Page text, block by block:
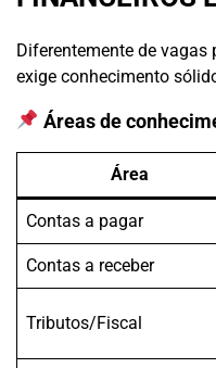
Diferentemente de
exige conhecimento
Áreas de
Área
Contas a pagar
Contas a receber
Tributos/Fiscal